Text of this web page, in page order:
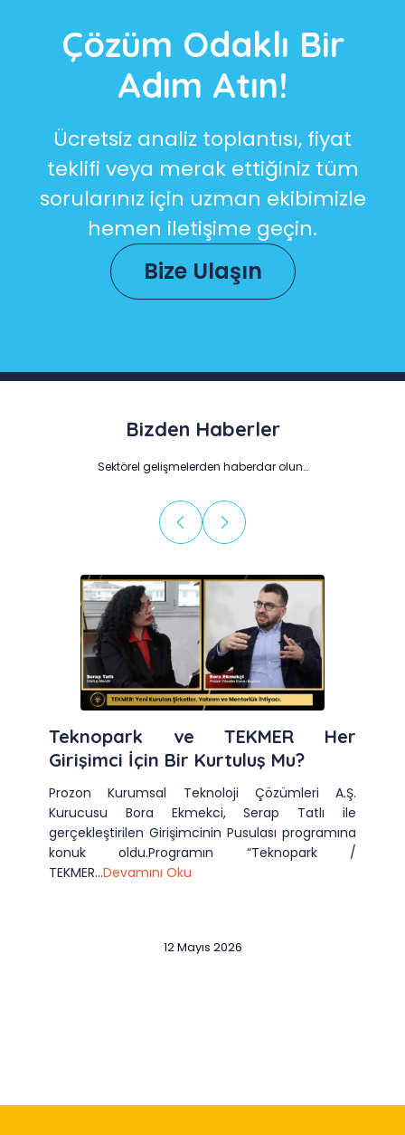
Çözüm Odaklı Bir
Adım Atın!
Ücretsiz analiz toplantısı, fiyat
teklifi veya merak ettiğiniz tüm
sorularınız için uzman ekibimizle
hemen iletişime geçin.
Bize Ulaşın
Bizden Haberler
Sektörel gelişmelerden haberdar olun…
Teknopark ve TEKMER Her
Girişimci İçin Bir Kurtuluş Mu?
Prozon Kurumsal Teknoloji Çözümleri A.Ş.
Kurucusu Bora Ekmekci, Serap Tatlı ile
gerçekleştirilen Girişimcinin Pusulası programına
konuk oldu.Programın “Teknopark /
TEKMER...Devamını Oku
12 Mayıs 2026